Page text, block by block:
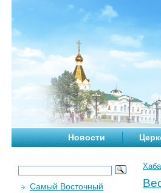
Новости
Самый Восточный